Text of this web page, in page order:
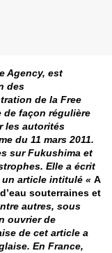
Agency, est
des
de la Free
de façon régulière
les autorités
du 11 mars 2011.
sur Fukushima et
Elle a écrit
un article intitulé « A
souterraines et
autres, sous
ouvrier de
de cet article a
En France,